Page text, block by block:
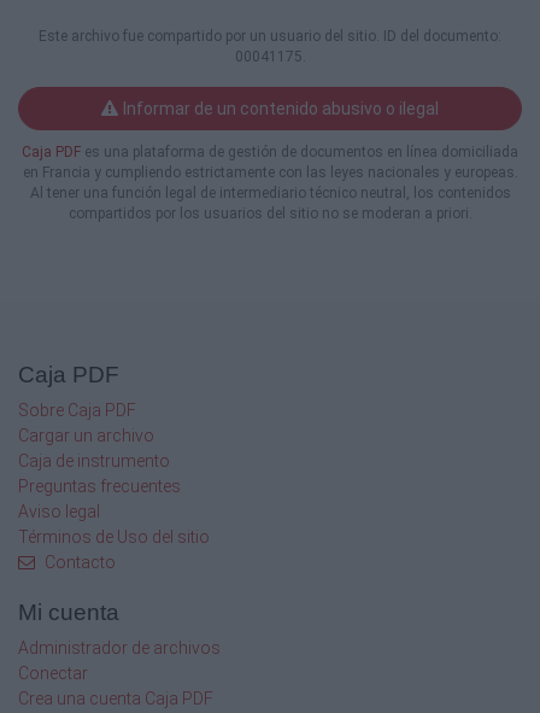
Los planetas de la inteligencia . . . . . . . . . . . . . . . .
El nivel central: los planetas de la personalidad
. . . . . . . . .
El nivel superior: los planetas espirituales . . . . .
. . . . . . . .
Resumen de los planetas . . . . . . . . . . . . . . . . . . . . .
. . . .
32
32
32A
33
33
33
34
38
45
46
5
Este archivo fue compartido por un usuario del sitio. ID del documento:
00041175.
Informar de un contenido abusivo o ilegal
Caja PDF es una plataforma de gestión de documentos en línea domiciliada
en Francia y cumpliendo estrictamente con las leyes nacionales y europeas.
Al tener una función legal de intermediario técnico neutral, los contenidos
compartidos por los usuarios del sitio no se moderan a priori.
Caja PDF
Sobre Caja PDF
Cargar un archivo
Caja de instrumento
Preguntas frecuentes
Aviso legal
Términos de Uso del sitio
Contacto
Mi cuenta
Administrador de archivos
Conectar
Crea una cuenta Caja PDF